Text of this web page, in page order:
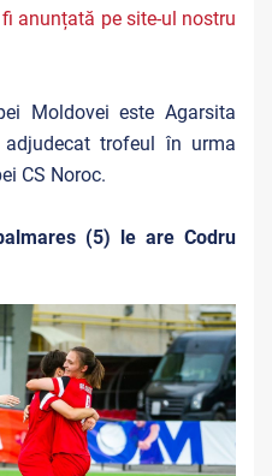
anunțată pe site-ul nostru
Moldovei este Agarsita
trofeul în urma
CS Noroc.
(5) le are Codru